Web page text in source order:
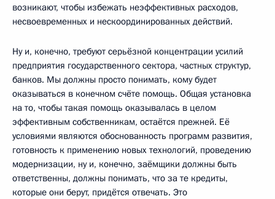
возникают, чтобы избежать неэффективных расходов,
несвоевременных и нескоординированных действий.
Ну и, конечно, требуют серьёзной концентрации усилий
предприятия государственного сектора, частных структур,
банков. Мы должны просто понимать, кому будет
оказываться в конечном счёте помощь. Общая установка
на то, чтобы такая помощь оказывалась в целом
эффективным собственникам, остаётся прежней. Её
условиями являются обоснованность программ развития,
готовность к применению новых технологий, проведению
модернизации, ну и, конечно, заёмщики должны быть
ответственны, должны понимать, что за те кредиты,
которые они берут, придётся отвечать. Это